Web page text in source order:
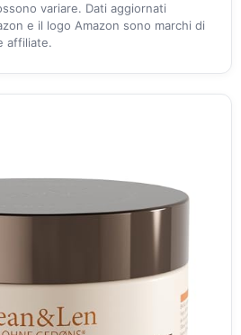
variare. Dati aggiornati
e il logo Amazon sono marchi di
affiliate.